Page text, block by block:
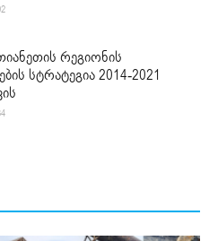
რეგიონის
სტრატეგია 2014-2021